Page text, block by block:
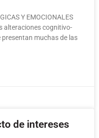
Y EMOCIONALES
alteraciones cognitivo-
muchas de las
de intereses